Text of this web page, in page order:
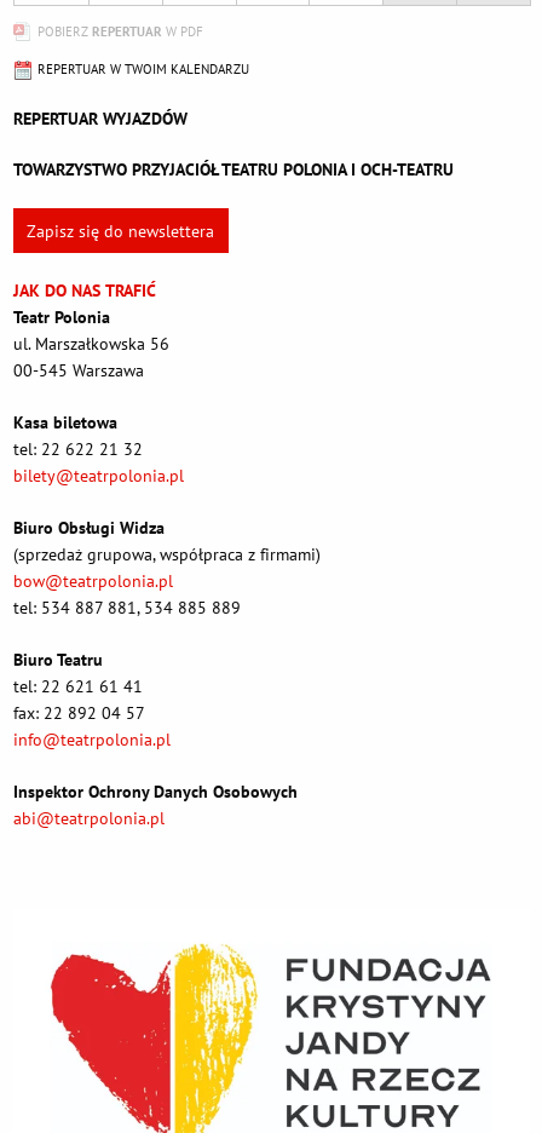
POBIERZ REPERTUAR W PDF
REPERTUAR W TWOIM KALENDARZU
REPERTUAR WYJAZDÓW
TOWARZYSTWO PRZYJACIÓŁ TEATRU POLONIA I OCH-TEATRU
Zapisz się do newslettera
JAK DO NAS TRAFIĆ
Teatr Polonia
ul. Marszałkowska 56
00-545 Warszawa
Kasa biletowa
tel: 22 622 21 32
bilety@teatrpolonia.pl
Biuro Obsługi Widza
(sprzedaż grupowa, współpraca z firmami)
bow@teatrpolonia.pl
tel: 534 887 881, 534 885 889
Biuro Teatru
tel: 22 621 61 41
fax: 22 892 04 57
info@teatrpolonia.pl
Inspektor Ochrony Danych Osobowych
abi@teatrpolonia.pl